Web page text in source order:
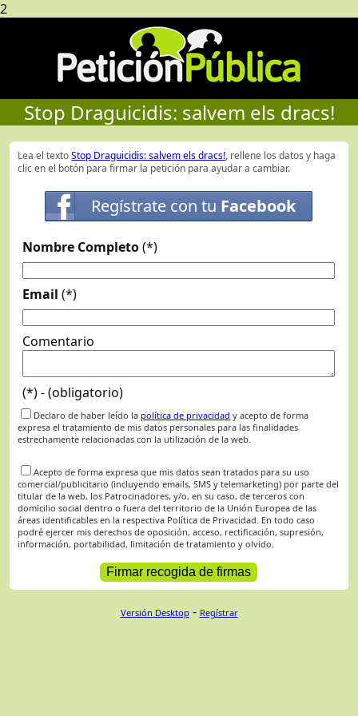
2
Stop Draguicidis: salvem els dracs!
Lea el textoStop Draguicidis: salvem els dracs!, rellene los datos y haga
clic en el botón para firmar la petición para ayudar a cambiar.
Regístrate con tu Facebook
Nombre Completo(*)
Email (*)
Comentario
(*) - (obligatorio)
Declaro de haber leído la política de privacidad y acepto de forma
expresa el tratamiento de mis datos personales para las finalidades
estrechamente relacionadas con la utilización de la web.
Acepto de forma expresa que mis datos sean tratados para su uso
comercial/publicitario (incluyendo emails, SMS y telemarketing) por parte del
titular de la web, los Patrocinadores, y/o, en su caso, de terceros con
domicilio social dentro o fuera del territorio de la Unión Europea de las
áreas identificables en la respectiva Política de Privacidad. En todo caso
podré ejercer mis derechos de oposición, acceso, rectificación, supresión,
información, portabilidad, limitación de tratamiento y olvido.
Versión Desktop - Regístrar